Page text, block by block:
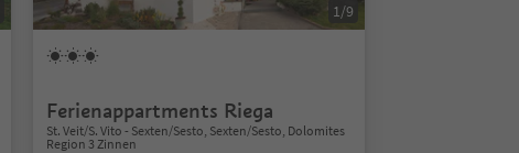
1/9
Ferienappartments Riega
St. Veit/S. Vito - Sexten/Sesto, Sexten/Sesto, Dolomites
Region 3 Zinnen